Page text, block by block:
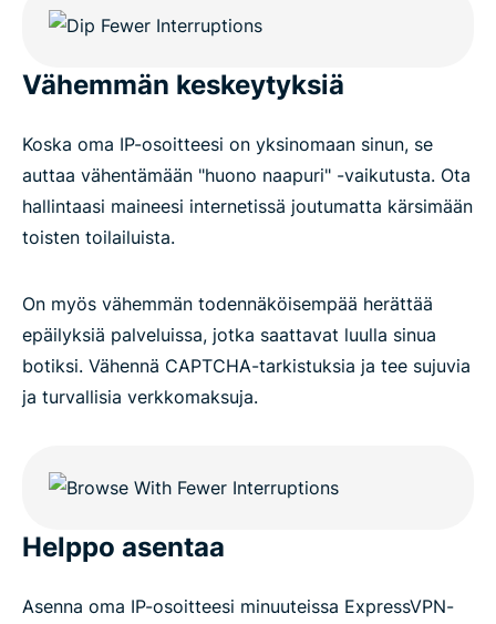
Vähemmän keskeytyksiä
Koska oma IP-osoitteesi on yksinomaan sinun, se
auttaa vähentämään "huono naapuri" -vaikutusta. Ota
hallintaasi maineesi internetissä joutumatta kärsimään
toisten toilailuista.
On myös vähemmän todennäköisempää herättää
epäilyksiä palveluissa, jotka saattavat luulla sinua
botiksi. Vähennä CAPTCHA-tarkistuksia ja tee sujuvia
ja turvallisia verkkomaksuja.
Helppo asentaa
Asenna oma IP-osoitteesi minuuteissa ExpressVPN-